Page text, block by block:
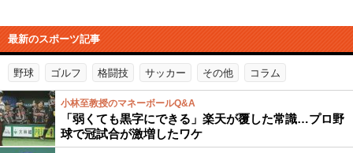
最新のスポーツ記事
野球 ゴルフ 格闘技 サッカー その他 コラム
小林至教授のマネーボールQ&A
「弱くても黒字にできる」楽天が覆した常識…プロ野
球で冠試合が激増したワケ